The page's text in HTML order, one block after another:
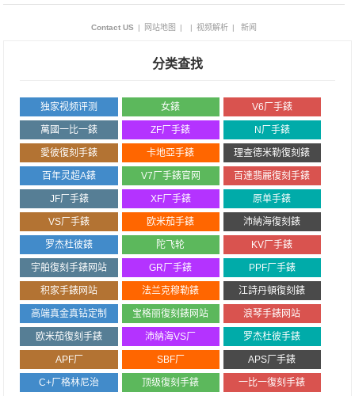
Contact US | 网站地图 | | 视频解析 | 新闻
分类查找
独家视频评测 女錶 V6厂手錶
萬國一比一錶 ZF厂手錶 N厂手錶
愛彼復刻手錶 卡地亞手錶 理查德米勒復刻錶
百年灵超A錶 V7厂手錶官网 百達翡麗復刻手錶
JF厂手錶 XF厂手錶 原单手錶
VS厂手錶 欧米茄手錶 沛納海復刻錶
罗杰杜彼錶 陀飞轮 KV厂手錶
宇舶復刻手錶网站 GR厂手錶 PPF厂手錶
积家手錶网站 法兰克穆勒錶 江詩丹頓復刻錶
高端真金真钻定制 宝格丽復刻錶网站 浪琴手錶网站
欧米茄復刻手錶 沛納海VS厂 罗杰杜彼手錶
APF厂 SBF厂 APS厂手錶
C+厂格林尼治 顶级復刻手錶 一比一復刻手錶